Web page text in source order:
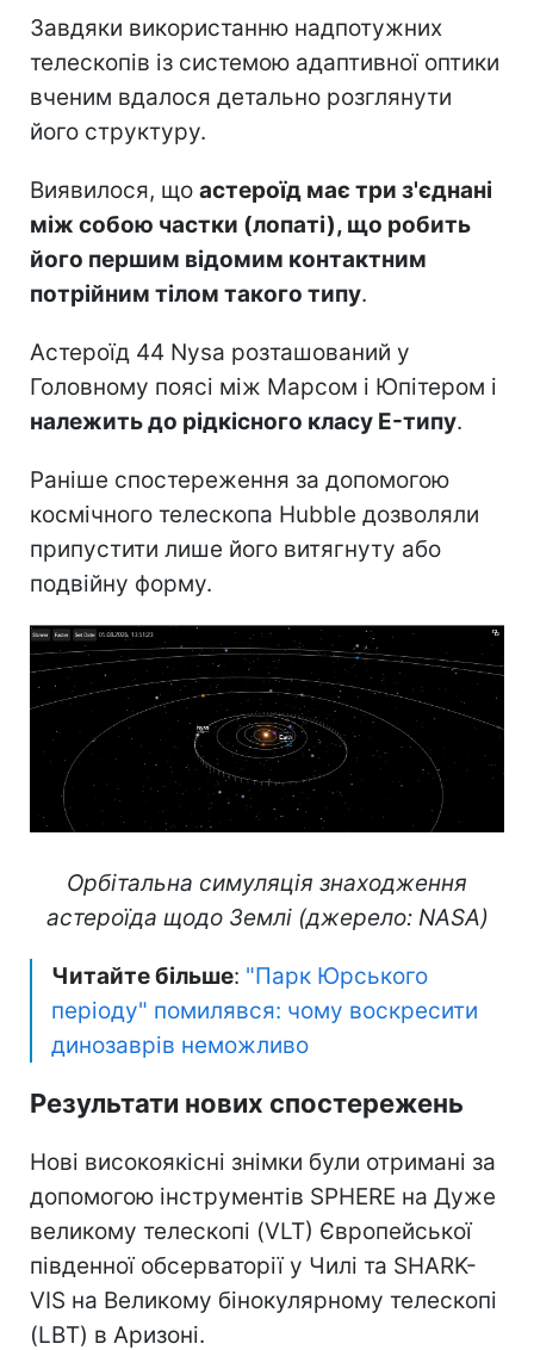
Завдяки використанню надпотужних
телескопів із системою адаптивної оптики
вченим вдалося детально розглянути
його структуру.
Виявилося, що астероїд має три з'єднані
між собою частки (лопаті), що робить
його першим відомим контактним
потрійним тілом такого типу.
Астероїд 44 Nysa розташований у
Головному поясі між Марсом і Юпітером і
належить до рідкісного класу E-типу.
Раніше спостереження за допомогою
космічного телескопа Hubble дозволяли
припустити лише його витягнуту або
подвійну форму.
Орбітальна симуляція знаходження
астероїда щодо Землі (джерело: NASA)
Читайте більше: "Парк Юрського
періоду" помилявся: чому воскресити
динозаврів неможливо
Результати нових спостережень
Нові високоякісні знімки були отримані за
допомогою інструментів SPHERE на Дуже
великому телескопі (VLT) Європейської
південної обсерваторії у Чилі та SHARK-
VIS на Великому бінокулярному телескопі
(LBT) в Аризоні.